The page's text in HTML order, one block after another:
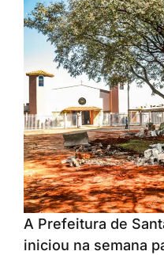
A Prefeitura de
iniciou na semana